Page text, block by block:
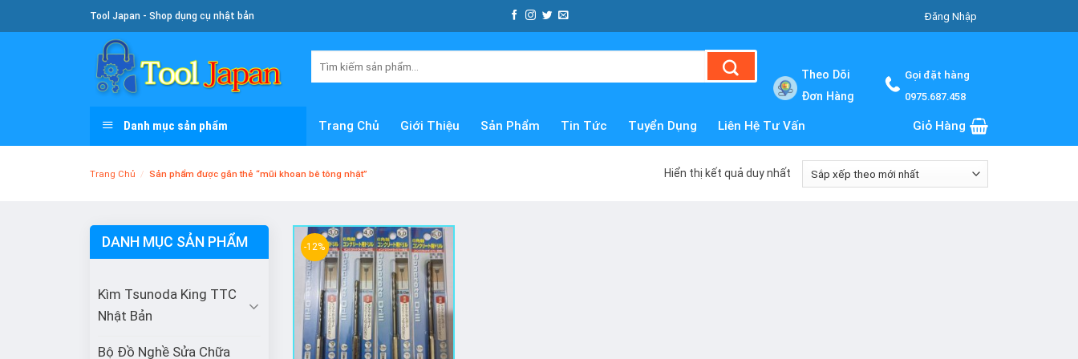
To
Tool Japan - Shop dụng cụ nhật bản Đăng Nhập
Theo Dõi
Đơn Hàng
Gọi đặt hàng
0975.687.458
Danh mục sản phẩm Trang Chủ Giới Thiệu Sản Phẩm Tin Tức Tuyển Dụng Liên Hệ Tư Vấn Giỏ Hàng
Trang Chủ / Sản phẩm được gắn thẻ “mũi khoan bê tông nhật” Hiển thị kết quả duy nhất
DANH MỤC SẢN PHẨM
Kìm Tsunoda King TTC
Nhật Bản
Bộ Đồ Nghề Sửa Chữa
-12%